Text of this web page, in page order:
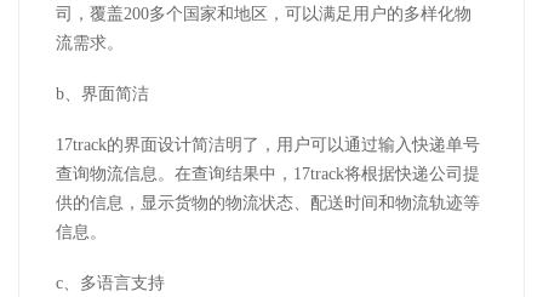
司，覆盖200多个国家和地区，可以满足用户的多样化物
流需求。
b、界面简洁
17track的界面设计简洁明了，用户可以通过输入快递单号
查询物流信息。在查询结果中，17track将根据快递公司提
供的信息，显示货物的物流状态、配送时间和物流轨迹等
信息。
c、多语言支持